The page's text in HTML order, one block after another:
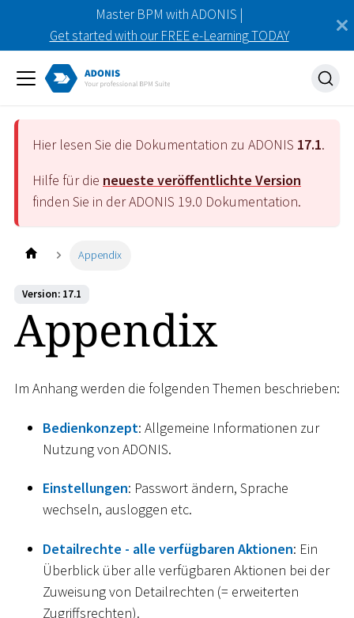
Master BPM with ADONIS |
Get started with our FREE e-Learning TODAY
Hier lesen Sie die Dokumentation zu ADONIS 17.1.
Hilfe für die neueste veröffentlichte Version
finden Sie in der ADONIS 19.0 Dokumentation.
Appendix
Version: 17.1
Appendix
Im Anhang werden die folgenden Themen beschrieben:
Bedienkonzept: Allgemeine Informationen zur
Nutzung von ADONIS.
Einstellungen: Passwort ändern, Sprache
wechseln, ausloggen etc.
Detailrechte - alle verfügbaren Aktionen: Ein
Überblick über alle verfügbaren Aktionen bei der
Zuweisung von Detailrechten (= erweiterten
Zugriffsrechten).